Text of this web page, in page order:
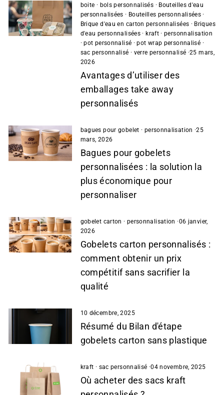
boite · bols personnalisés · Bouteilles d'eau
personnalisées · Bouteilles personnalisées ·
Brique d'eau en carton personnalisées · Briques
d'eau personnalisées · kraft·personnalisation
·pot personnalisé ·pot wrap personnalisé ·
sac personnalisé · verre personnalisé ·25 mars,
2026
Avantages d’utiliser des
emballages take away
personnalisés
bagues pour gobelet · personnalisation ·25
mars, 2026
Bagues pour gobelets
personnalisées : la solution la
plus économique pour
personnaliser
gobelet carton · personnalisation ·06 janvier,
2026
Gobelets carton personnalisés :
comment obtenir un prix
compétitif sans sacrifier la
qualité
10 décembre, 2025
Résumé du Bilan d'étape
gobelets carton sans plastique
kraft · sac personnalisé ·04 novembre, 2025
Où acheter des sacs kraft